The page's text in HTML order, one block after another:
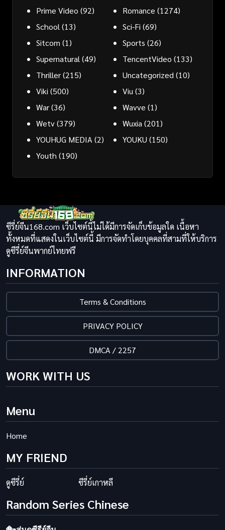
Prime Video (92) Romance (1274)
School (13) Sci-Fi (69)
Sitcom (1) Sports (26)
Supernatural (49) TencentVideo (133)
Thriller(215) Uncategorized (10)
Viki (500) Viu (3)
War(36) Wavve (1)
Wetv(379) Wuxia (201)
YOUHUG MEDIA (2) YOUKU (150)
Youth (190)
ซีรี่ย์จีน168.com เว็บไซต์นี้ไม่ได้มีการจัดเก็บข้อมูลใด เนื้อหา
ทั้งหมดที่แสดงในเว็บไซต์นี้ มีการจัดทำโดยบุคคลที่สามที่ให้บริการ
ดูซีรี่ย์จีนพากย์ไทยฟรี
INFORMATION
Terms & Conditions
PRIVACY POLICY
DMCA / 2257
WORK WITH US
Menu
Home
MY FRIEND
ดูซีรี่ย์ ซีรี่ย์เกาหลี
Random Series Chinese